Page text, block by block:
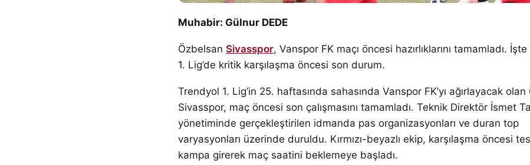
Muhabir: Gülnur DEDE
Özbelsan Sivasspor, Vanspor FK maçı öncesi hazırlıklarını tamamladı.
1. Lig’de kritik karşılaşma öncesi son durum.
Trendyol 1. Lig’in 25. haftasında sahasında Vanspor FK’yı ağırlayacak
Sivasspor, maç öncesi son çalışmasını tamamladı. Teknik Direktör İsmet
yönetiminde gerçekleştirilen idmanda pas organizasyonları ve duran top
varyasyonları üzerinde duruldu. Kırmızı-beyazlı ekip, karşılaşma öncesi
kampa girerek maç saatini beklemeye başladı.